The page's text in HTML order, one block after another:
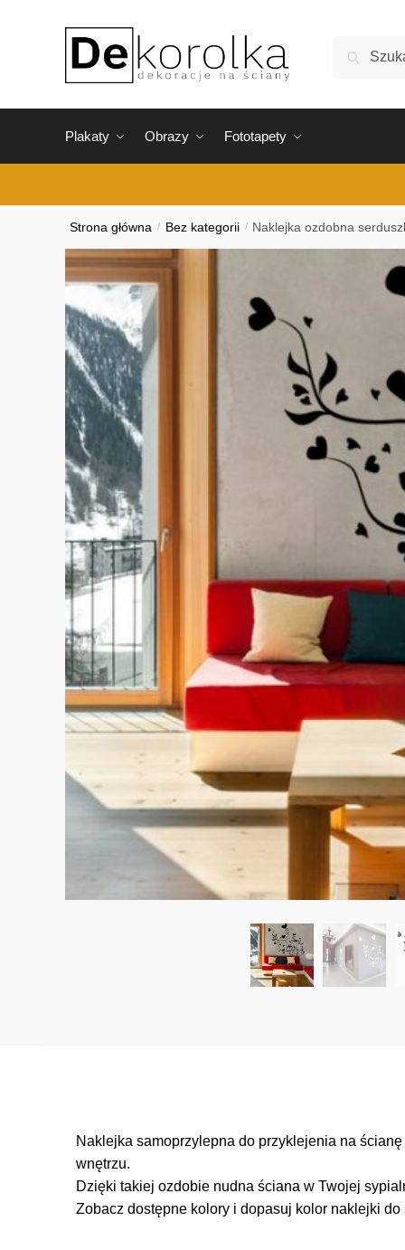
Szukaj
Plakaty Obrazy Fototapety
Strona główna / Bez kategorii / Naklejka ozdobna
Naklejka samoprzylepna do przyklejenia na
wnętrzu.
Dzięki takiej ozdobie nudna ściana w Twojej
Zobacz dostępne kolory i dopasuj kolor naklejki do